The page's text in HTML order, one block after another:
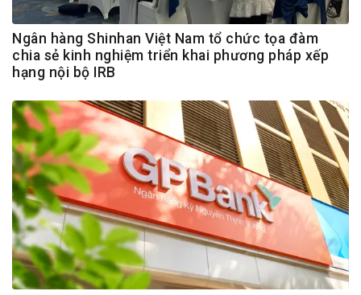
Ngân hàng Shinhan Việt Nam tổ chức tọa đàm
chia sẻ kinh nghiệm triển khai phương pháp xếp
hạng nội bộ IRB